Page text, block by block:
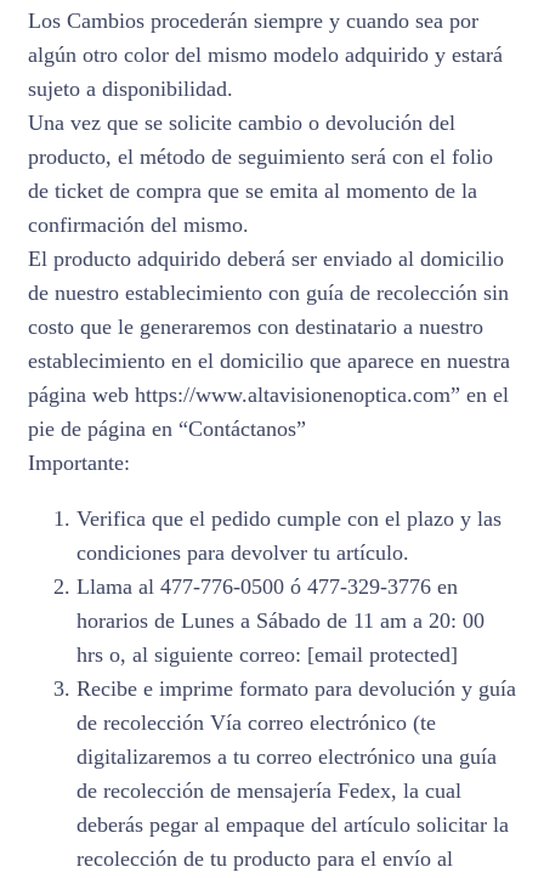
Los Cambios procederán siempre y cuando sea por
algún otro color del mismo modelo adquirido y estará
sujeto a disponibilidad.
Una vez que se solicite cambio o devolución del
producto, el método de seguimiento será con el folio
de ticket de compra que se emita al momento de la
confirmación del mismo.
El producto adquirido deberá ser enviado al domicilio
de nuestro establecimiento con guía de recolección sin
costo que le generaremos con destinatario a nuestro
establecimiento en el domicilio que aparece en nuestra
página web https://www.altavisionenoptica.com” en el
pie de página en “Contáctanos”
Importante:
Verifica que el pedido cumple con el plazo y las
condiciones para devolver tu artículo.
Llama al 477-776-0500 ó 477-329-3776 en
horarios de Lunes a Sábado de 11 am a 20: 00
hrs o, al siguiente correo: [email protected]
Recibe e imprime formato para devolución y guía
de recolección Vía correo electrónico (te
digitalizaremos a tu correo electrónico una guía
de recolección de mensajería Fedex, la cual
deberás pegar al empaque del artículo solicitar la
recolección de tu producto para el envío al